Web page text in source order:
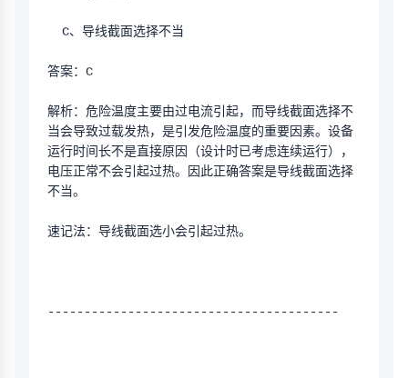
  C、导线截面选择不当
答案：C
解析：危险温度主要由过电流引起，而导线截面选择不
当会导致过载发热，是引发危险温度的重要因素。设备
运行时间长不是直接原因（设计时已考虑连续运行），
电压正常不会引起过热。因此正确答案是导线截面选择
不当。
速记法：导线截面选小会引起过热。
----------------------------------------